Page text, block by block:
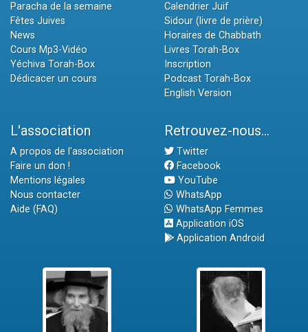
Paracha de la semaine
Fêtes Juives
News
Cours Mp3-Vidéo
Yéchiva Torah-Box
Dédicacer un cours
Calendrier Juif
Sidour (livre de prière)
Horaires de Chabbath
Livres Torah-Box
Inscription
Podcast Torah-Box
English Version
L'association
A propos de l'association
Faire un don !
Mentions légales
Nous contacter
Aide (FAQ)
Retrouvez-nous...
Twitter
Facebook
YouTube
WhatsApp
WhatsApp Femmes
Application iOS
Application Android